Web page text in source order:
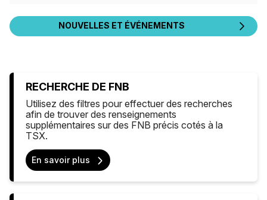
NOUVELLES ET ÉVÉNEMENTS
RECHERCHE DE FNB
Utilisez des filtres pour effectuer des recherches
afin de trouver des renseignements
supplémentaires sur des FNB précis cotés à la
TSX.
En savoir plus